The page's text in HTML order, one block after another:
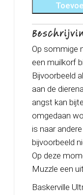
Op sommige
een muilkorf
Bijvoorbeeld
aan de
angst kan
omgedaan
is naar
bijvoorbeeld
Op deze
Muzzle een
Baskerville